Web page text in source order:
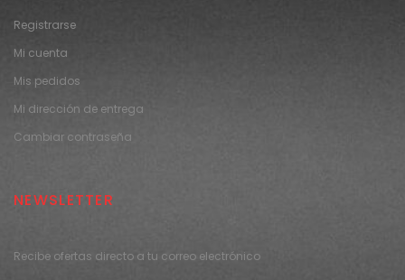
Registrarse
Mi cuenta
Mis pedidos
Mi dirección de entrega
Cambiar contraseña
NEWSLETTER
Recibe ofertas directo a tu correo electrónico